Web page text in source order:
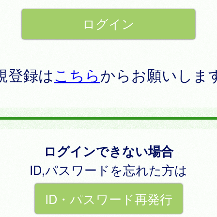
登録はこちらからお願いしま
ログインできない場合
ID,パスワードを忘れた方は
ID・パスワード再発行